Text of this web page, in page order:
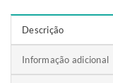
Descrição
Informação adicional